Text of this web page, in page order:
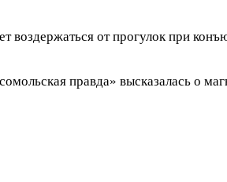
воздержаться от прогулок при
правда» высказалась о